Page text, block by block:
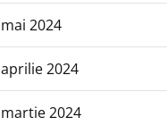
mai 2024
aprilie 2024
martie 2024